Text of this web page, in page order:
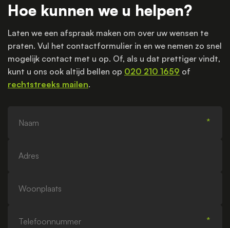
Hoe kunnen we u helpen?
Laten we een afspraak maken om over uw wensen te
praten. Vul het contactformulier in en we nemen zo snel
mogelijk contact met u op. Of, als u dat prettiger vindt,
kunt u ons ook altijd bellen op 020 210 1659 of
rechtstreeks mailen.